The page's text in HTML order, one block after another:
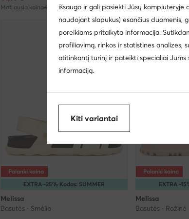
Mažiausia kaina49,99 € Mažiausia kaina
EXTRA -25% Kodas: SUMMER
Palanki kaina
Melissa
Basutės · Smėlio
EXTRA -
Palanki kaina
Melissa
Basutės · Rožinė
išsaugo ir gali pasiekti Jūsų
naudojant slapukus) esančius duomenis,
poreikiams pritaikyta informacija.
profiliavimą, rinkos ir statistines analizes,
atitinkantį turinį ir pateikti specialiai
informaciją.
Kiti variantai